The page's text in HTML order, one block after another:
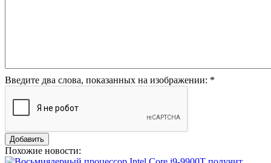
Введите два слова, показанных на изображении: *
Похожие новости: